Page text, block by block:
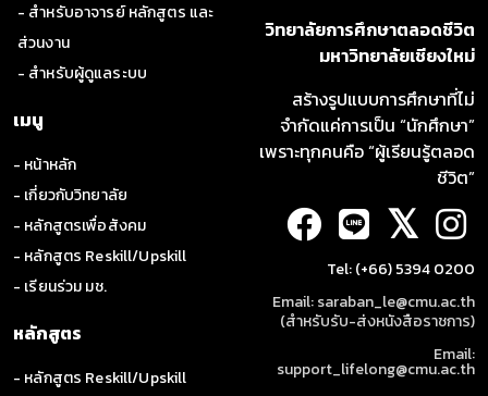
- สำหรับอาจารย์ หลักสูตร และ
ส่วนงาน
- สำหรับผู้ดูแลระบบ
เมนู
- หน้าหลัก
- เกี่ยวกับวิทยาลัย
- หลักสูตรเพื่อสังคม
- หลักสูตร Reskill/Upskill
- เรียนร่วม มช.
หลักสูตร
- หลักสูตร Reskill/Upskill
วิทยาลัยการศึกษาตลอดชีวิต
มหาวิทยาลัยเชียงใหม่
สร้างรูปแบบการศึกษาที่ไม่
จำกัดแค่การเป็น “นักศึกษา”
เพราะทุกคนคือ “ผู้เรียนรู้ตลอด
ชีวิต”
𝕏
Tel: (+66) 5394 0200
Email: saraban_le@cmu.ac.th
(สำหรับรับ-ส่งหนังสือราชการ)
Email:
support_lifelong@cmu.ac.th